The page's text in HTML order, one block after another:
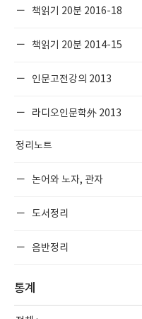
책읽기 20분 2016-18
책읽기 20분 2014-15
인문고전강의 2013
라디오인문학外 2013
정리노트
논어와 노자, 관자
도서정리
음반정리
통계